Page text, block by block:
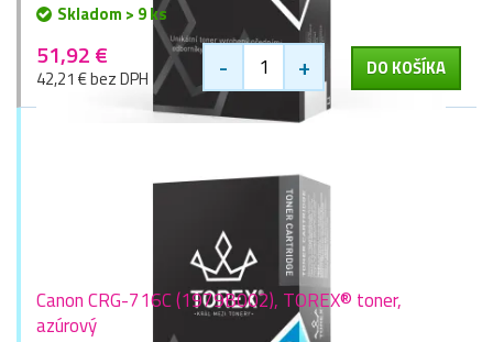
Skladom > 9 ks
51,92 €
42,21 € bez DPH - + DO KOŠÍKA
Canon CRG-716C (1979B002), TOREX® toner,
azúrový